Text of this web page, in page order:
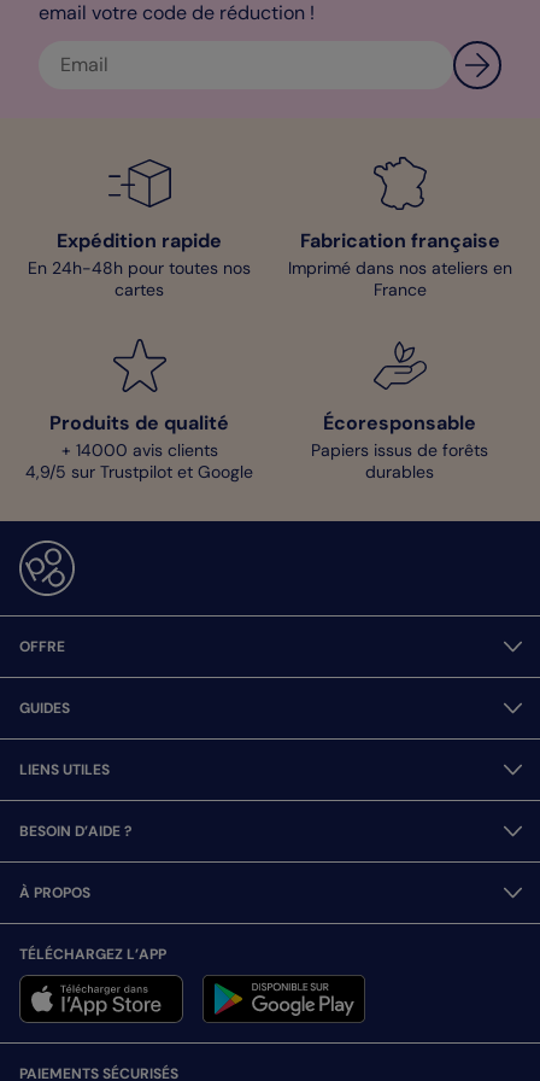
Mélanie - Pop designer
email votre code de réduction !
Expédition rapide
En 24h-48h pour toutes nos
cartes
Fabrication française
Imprimé dans nos ateliers en
France
Produits de qualité
+ 14000 avis clients
4,9/5 sur Trustpilot et Google
Écoresponsable
Papiers issus de forêts
durables
OFFRE
GUIDES
LIENS UTILES
BESOIN D’AIDE ?
À PROPOS
TÉLÉCHARGEZ L’APP
PAIEMENTS SÉCURISÉS